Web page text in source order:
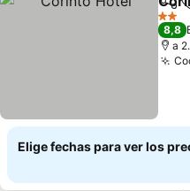
2
8,8
a
Elige fechas para ver los